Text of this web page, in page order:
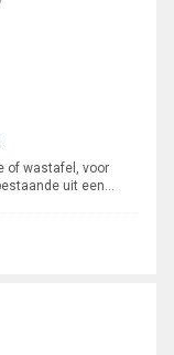
of wastafel, voor
uit een